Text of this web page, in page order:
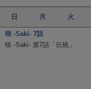
日 月 火
咲 -Saki- 7話
咲 -Saki- 第7話「伝統」